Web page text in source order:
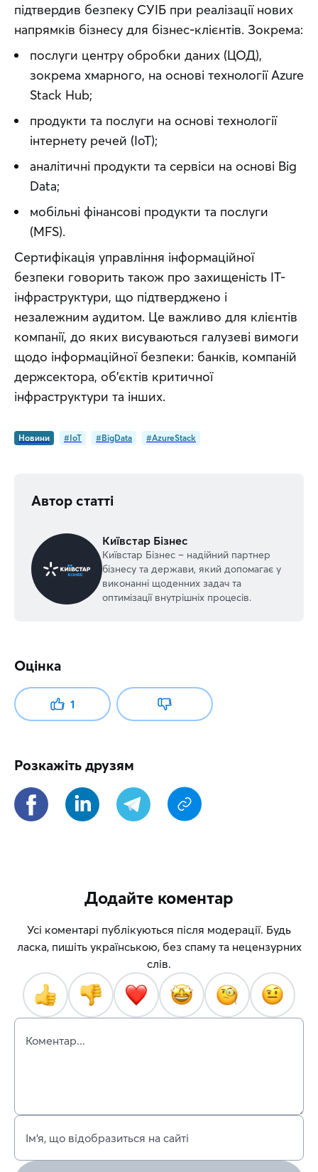
підтвердив безпеку СУІБ при реалізації нових
напрямків бізнесу для бізнес-клієнтів. Зокрема:
послуги центру обробки даних (ЦОД),
зокрема хмарного, на основі технології Azure
Stack Hub;
продукти та послуги на основі технології
інтернету речей (IoT);
аналітичні продукти та сервіси на основі Big
Data;
мобільні фінансові продукти та послуги
(MFS).
Сертифікація управління інформаційної
безпеки говорить також про захищеність ІТ-
інфраструктури, що підтверджено і
незалежним аудитом. Це важливо для клієнтів
компанії, до яких висуваються галузеві вимоги
щодо інформаційної безпеки: банків, компаній
держсектора, об’єктів критичної
інфраструктури та інших.
Новини #IoT #BigData #AzureStack
Автор статті
Київстар Бізнес
Київстар Бізнес – надійний партнер
бізнесу та держави, який допомагає у
виконанні щоденних задач та
оптимізації внутрішніх процесів.
Оцінка
1
Розкажіть друзям
Додайте коментар
Усі коментарі публікуються після модерації. Будь
ласка, пишіть українською, без спаму та нецензурних
слів.
Коментар...
Ім’я, що відобразиться на сайті